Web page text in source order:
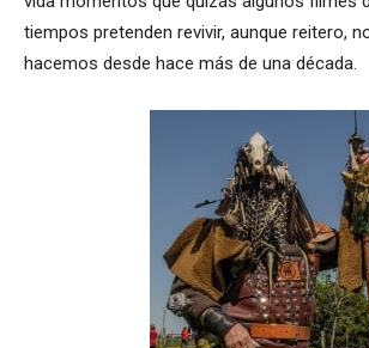
tiempos pretenden revivir, aunque reitero,
hacemos desde hace más de una década.